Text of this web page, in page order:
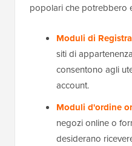
popolari che potrebbero
Moduli di
siti di
consentono agli
account.
Moduli d'ordine
negozi online o
desiderano